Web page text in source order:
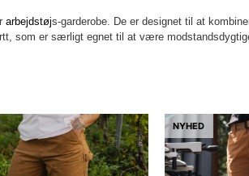
arbejdstøjs-garderobe. De er designet til at
som er særligt egnet til at være
NYHED